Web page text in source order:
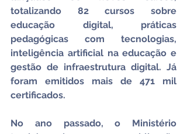
totalizando 82 cursos sobre
educação digital, práticas
pedagógicas com tecnologias,
inteligência artificial na educação e
gestão de infraestrutura digital. Já
foram emitidos mais de 471 mil
certificados.
No ano passado, o Ministério